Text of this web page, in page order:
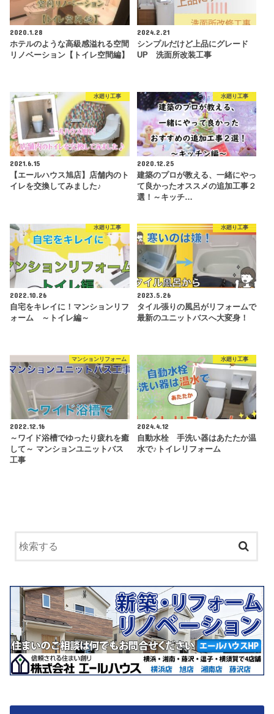
2020.1.28
ホテルのような高級感溢れる空間
リノベーション【トイレ空間編】
2024.2.21
シンプルだけど上品にグレード
UP 洗面所改装工事
水廻り工事
2021.6.15
【エールハウス旭店】店舗内のト
イレを交換してみました♪
水廻り工事
2020.12.25
建築のプロが教える、一緒にやっ
て良かったオススメの追加工事２
選！～キッチ…
水廻り工事
2022.10.26
自宅をキレイに！マンションリフ
ォーム ～トイレ編～
水廻り工事
2023.5.26
タイル張りの風呂がリフォームで
最新のユニットバスへ大変身！
マンションリフォーム
2022.12.16
～ワイド浴槽でゆったり疲れを癒
して～ マンションユニットバス
工事
水廻り工事
2024.4.12
自動水栓 手洗い器はあたたか温
水で♪トイレリフォーム